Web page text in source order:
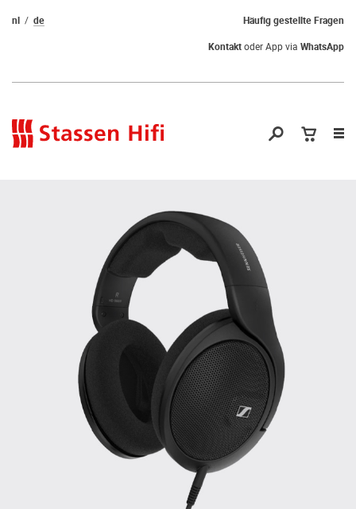
Häufig gestellte Fragen
nl
de
Kontaktoder App via WhatsApp